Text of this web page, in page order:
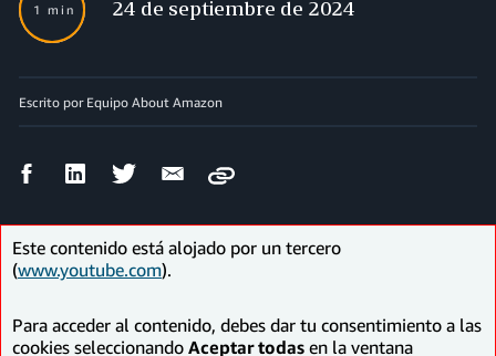
1 min 24 de septiembre de 2024
Escrito por Equipo About Amazon
CompartirCompartirCompartirCompartir
electrónico
Copy
Este contenido está alojado por un tercero
(www.youtube.com).
Para acceder al contenido, debes dar tu consentimiento a las
cookies seleccionando Aceptar todas en la ventana